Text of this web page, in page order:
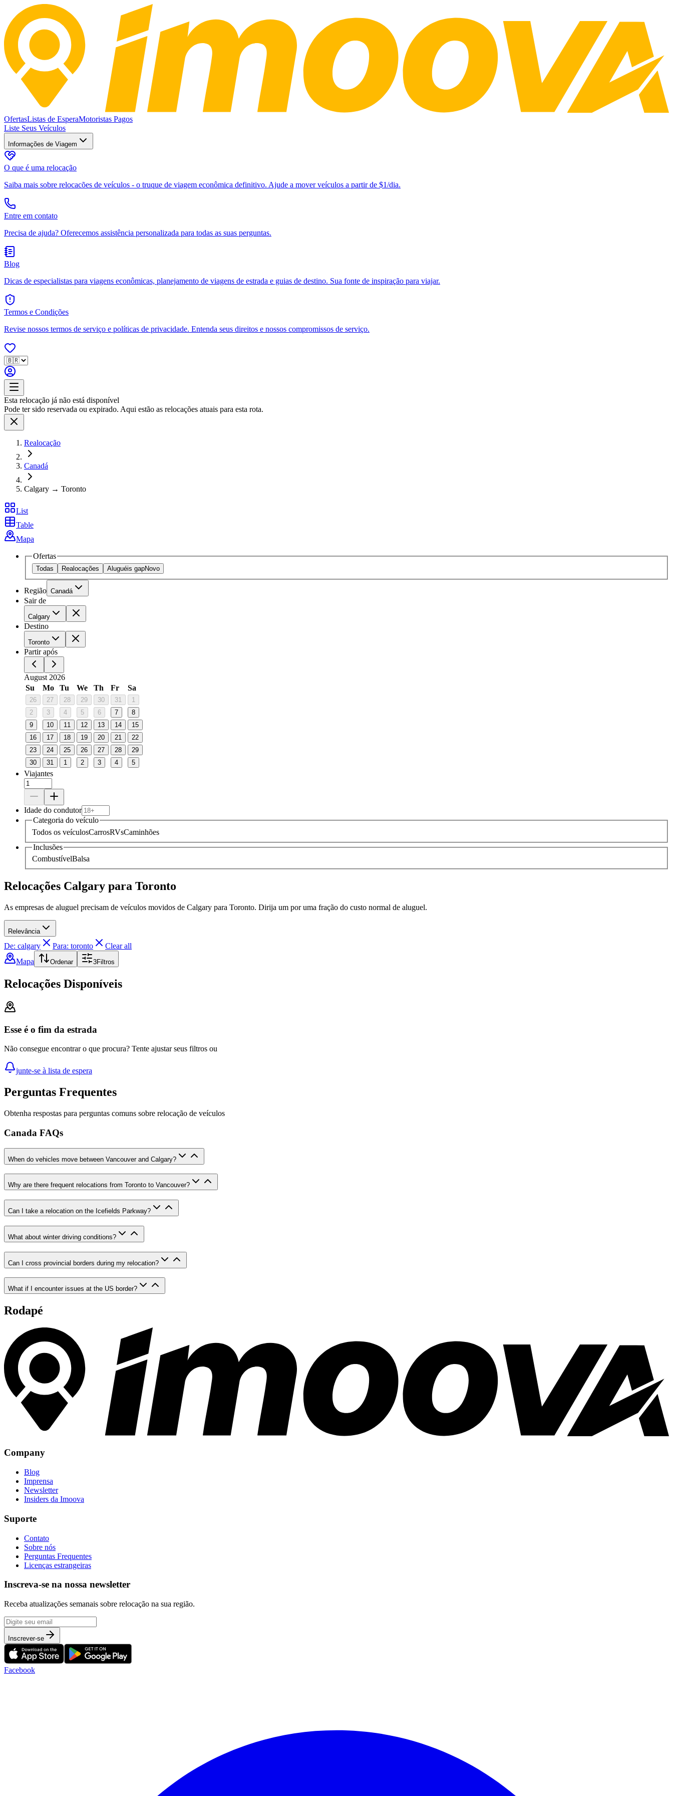
OfertasListas de EsperaMotoristas Pagos
Liste Seus Veículos
Informações de Viagem
O que é uma relocação
Saiba mais sobre relocacões de veículos - o truque de viagem econômica definitivo. Ajude a mover veículos a partir de $1/dia.
Entre em contato
Precisa de ajuda? Oferecemos assistência personalizada para todas as suas perguntas.
Blog
Dicas de especialistas para viagens econômicas, planejamento de viagens de estrada e guias de destino. Sua fonte de inspiração para viajar.
Termos e Condições
Revise nossos termos de serviço e políticas de privacidade. Entenda seus direitos e nossos compromissos de serviço.
Esta relocação já não está disponível
Pode ter sido reservada ou expirado. Aqui estão as relocações atuais para esta rota.
Realocação
Canadá
Calgary → Toronto
List
Table
Mapa
Ofertas
Todas Realocações Aluguéis gapNovo
Região Canadá
Sair de
Calgary
Destino
Toronto
Partir após
August 2026
Su
Mo Tu We Th Fr Sa
26 27 28 29 30 31
1
2
3 4 5 6 7
8
9
10 11 12 13 14
15
16
17 18 19 20 21
22
23
24 25 26 27 28
29
30
31 1 2 3 4 5
Viajantes
Idade do condutor
Categoria do veículo
Todos os veículosCarrosRVsCaminhões
Inclusões
CombustívelBalsa
Relocações Calgary para Toronto
As empresas de aluguel precisam de veículos movidos de Calgary para Toronto. Dirija um por uma fração do custo normal de aluguel.
Relevância
De: calgary Para: toronto
Clear all
Mapa
Ordenar 3Filtros
Relocações Disponíveis
Esse é o fim da estrada
Não consegue encontrar o que procura? Tente ajustar seus filtros ou
junte-se à lista de espera
Perguntas Frequentes
Obtenha respostas para perguntas comuns sobre relocação de veículos
Canada FAQs
When do vehicles move between Vancouver and Calgary?
Why are there frequent relocations from Toronto to Vancouver?
Can I take a relocation on the Icefields Parkway?
What about winter driving conditions?
Can I cross provincial borders during my relocation?
What if I encounter issues at the US border?
Rodapé
Company
Blog
Imprensa
Newsletter
Insiders da Imoova
Suporte
Contato
Sobre nós
Perguntas Frequentes
Licenças estrangeiras
Inscreva-se na nossa newsletter
Receba atualizações semanais sobre relocação na sua região.
Inscrever-se
Facebook